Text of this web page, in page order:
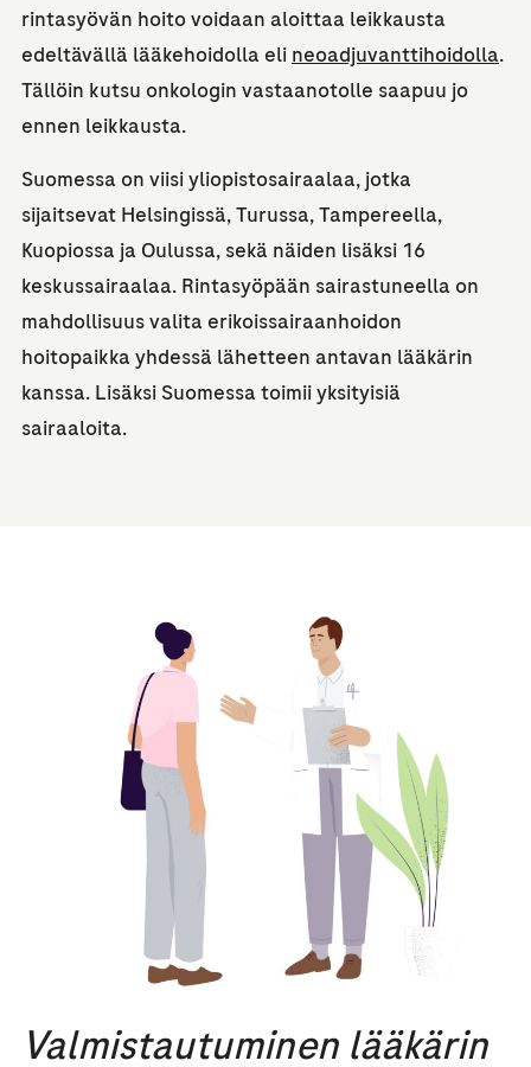
rintasyövän hoito voidaan aloittaa leikkausta
edeltävällä lääkehoidolla eli neoadjuvanttihoidolla.
Tällöin kutsu onkologin vastaanotolle saapuu jo
ennen leikkausta.
Suomessa on viisi yliopistosairaalaa, jotka
sijaitsevat Helsingissä, Turussa, Tampereella,
Kuopiossa ja Oulussa, sekä näiden lisäksi 16
keskussairaalaa. Rintasyöpään sairastuneella on
mahdollisuus valita erikoissairaanhoidon
hoitopaikka yhdessä lähetteen antavan lääkärin
kanssa. Lisäksi Suomessa toimii yksityisiä
sairaaloita.
Valmistautuminen lääkärin